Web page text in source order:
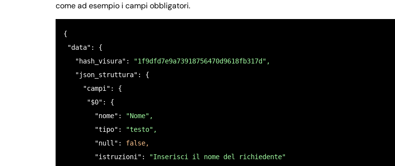
come ad esempio i campi obbligatori.
{
"data": {
   "hash_visura":
"1f9dfd7e9a73918756470d9618fb317d",
   "json_struttura": {
     "campi": {
      "$0": {
        "nome":
"Nome",
        "tipo":
"testo",
        "null":
false,
        "istruzioni":
"Inserisci il nome del richiedente"